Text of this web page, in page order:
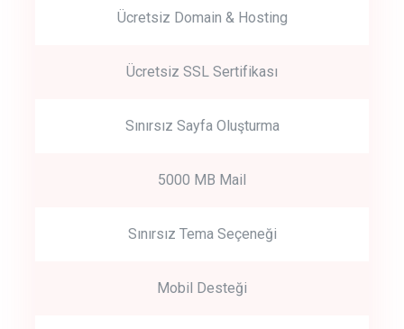
Get Started
Start by trying our service for 30 days free trial no credit card
Ücretsiz Domain & Hosting
Ücretsiz SSL Sertifikası
Sınırsız Sayfa Oluşturma
5000 MB Mail
Sınırsız Tema Seçeneği
Mobil Desteği